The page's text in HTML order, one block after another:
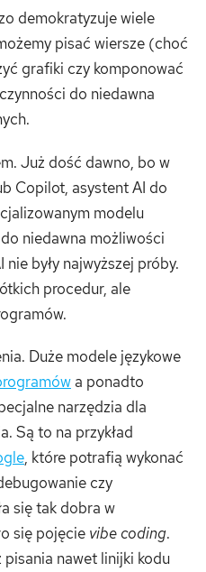
demokratyzuje wiele
pisać wiersze (choć
grafiki czy komponować
do niedawna
Już dość dawno, bo w
Copilot, asystent AI do
modelu
niedawna możliwości
były najwyższej próby.
procedur, ale
Duże modele językowe
a ponadto
narzędzia dla
Są to na przykład
, które potrafią wykonać
czy
się tak dobra w
się pojęcie vibe coding.
nawet linijki kodu